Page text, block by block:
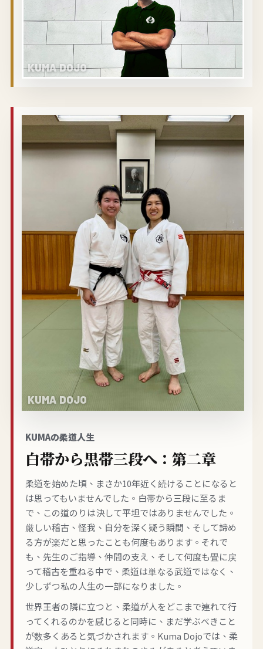
KUMAの柔道人生
白帯から黒帯三段へ：第二章
柔道を始めた頃、まさか10年近く続けることになると
は思ってもいませんでした。白帯から三段に至るま
で、この道のりは決して平坦ではありませんでした。
厳しい稽古、怪我、自分を深く疑う瞬間、そして諦め
る方が楽だと思ったことも何度もあります。それで
も、先生のご指導、仲間の支え、そして何度も畳に戻
って稽古を重ねる中で、柔道は単なる武道ではなく、
少しずつ私の人生の一部になりました。
世界王者の隣に立つと、柔道が人をどこまで連れて行
ってくれるのかを感じると同時に、まだ学ぶべきこと
が数多くあると気づかされます。Kuma Dojoでは、柔